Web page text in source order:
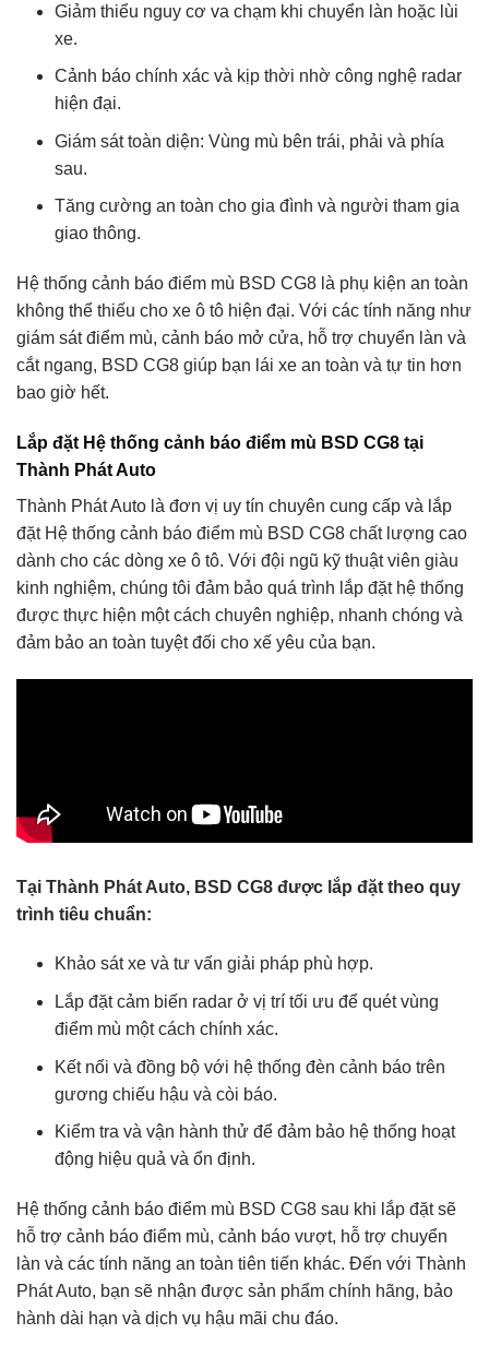
Giảm thiểu nguy cơ va chạm khi chuyển làn hoặc lùi
xe.
Cảnh báo chính xác và kịp thời nhờ công nghệ radar
hiện đại.
Giám sát toàn diện: Vùng mù bên trái, phải và phía
sau.
Tăng cường an toàn cho gia đình và người tham gia
giao thông.
Hệ thống cảnh báo điểm mù BSD CG8 là phụ kiện an toàn
không thể thiếu cho xe ô tô hiện đại. Với các tính năng như
giám sát điểm mù, cảnh báo mở cửa, hỗ trợ chuyển làn và
cắt ngang, BSD CG8 giúp bạn lái xe an toàn và tự tin hơn
bao giờ hết.
Lắp đặt Hệ thống cảnh báo điểm mù BSD CG8 tại
Thành Phát Auto
Thành Phát Auto là đơn vị uy tín chuyên cung cấp và lắp
đặt Hệ thống cảnh báo điểm mù BSD CG8 chất lượng cao
dành cho các dòng xe ô tô. Với đội ngũ kỹ thuật viên giàu
kinh nghiệm, chúng tôi đảm bảo quá trình lắp đặt hệ thống
được thực hiện một cách chuyên nghiệp, nhanh chóng và
đảm bảo an toàn tuyệt đối cho xế yêu của bạn.
Tại Thành Phát Auto, BSD CG8 được lắp đặt theo quy
trình tiêu chuẩn:
Khảo sát xe và tư vấn giải pháp phù hợp.
Lắp đặt cảm biến radar ở vị trí tối ưu để quét vùng
điểm mù một cách chính xác.
Kết nối và đồng bộ với hệ thống đèn cảnh báo trên
gương chiếu hậu và còi báo.
Kiểm tra và vận hành thử để đảm bảo hệ thống hoạt
động hiệu quả và ổn định.
Hệ thống cảnh báo điểm mù BSD CG8 sau khi lắp đặt sẽ
hỗ trợ cảnh báo điểm mù, cảnh báo vượt, hỗ trợ chuyển
làn và các tính năng an toàn tiên tiến khác. Đến với Thành
Phát Auto, bạn sẽ nhận được sản phẩm chính hãng, bảo
hành dài hạn và dịch vụ hậu mãi chu đáo.